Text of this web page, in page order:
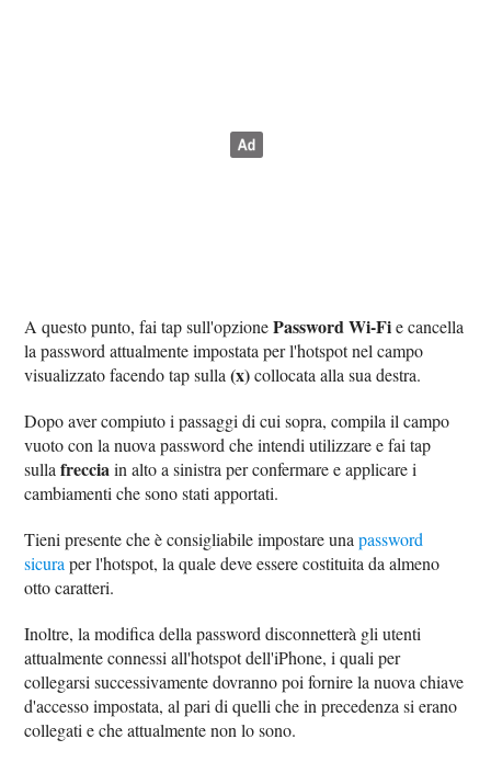
A questo punto, fai tap sull'opzionePassword Wi-Fie cancella
la password attualmente impostata per l'hotspot nel campo
visualizzato facendo tap sulla(x)collocata alla sua destra.
Dopo aver compiuto i passaggi di cui sopra, compila il campo
vuoto con la nuova password che intendi utilizzare e fai tap
sullafreccia in alto a sinistra per confermare e applicare i
cambiamenti che sono stati apportati.
Tieni presente che è consigliabile impostare unapassword
sicura per l'hotspot, la quale deve essere costituita da almeno
otto caratteri.
Inoltre, la modifica della password disconnetterà gli utenti
attualmente connessi all'hotspot dell'iPhone, i quali per
collegarsi successivamente dovranno poi fornire la nuova chiave
d'accesso impostata, al pari di quelli che in precedenza si erano
collegati e che attualmente non lo sono.